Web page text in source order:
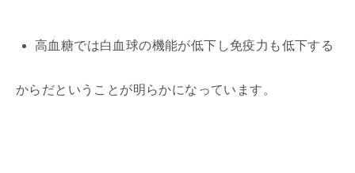
高血糖では白血球の機能が低下し免疫力も低下する
からだということが明らかになっています。